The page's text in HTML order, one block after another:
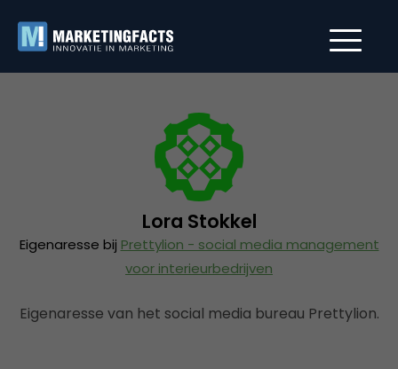
Lora Stokkel
Eigenaresse bij Prettylion - social media management
voor interieurbedrijven
Eigenaresse van het social media bureau Prettylion.